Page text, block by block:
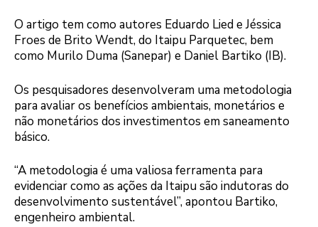
O artigo tem como autores Eduardo Lied e Jéssica
Froes de Brito Wendt, do Itaipu Parquetec, bem
como Murilo Duma (Sanepar) e Daniel Bartiko (IB).
Os pesquisadores desenvolveram uma metodologia
para avaliar os benefícios ambientais, monetários e
não monetários dos investimentos em saneamento
básico.
“A metodologia é uma valiosa ferramenta para
evidenciar como as ações da Itaipu são indutoras do
desenvolvimento sustentável”, apontou Bartiko,
engenheiro ambiental.